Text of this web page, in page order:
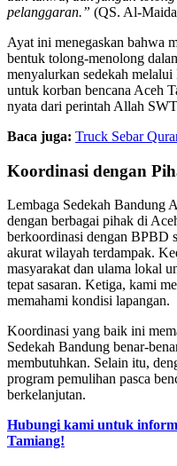
pelanggaran.” (QS. Al-
Ayat ini menegaskan bahwa
bentuk tolong-menolong
menyalurkan sedekah
untuk korban bencana Aceh
nyata dari perintah Allah
Baca juga: Truck Sebar
Koordinasi dengan
Lembaga Sedekah Bandung
dengan berbagai pihak di
berkoordinasi dengan BPBD
akurat wilayah terdampak.
masyarakat dan ulama lokal
tepat sasaran. Ketiga, kami
memahami kondisi lapangan.
Koordinasi yang baik ini
Sedekah Bandung benar-
membutuhkan. Selain itu,
program pemulihan pasca
berkelanjutan.
Hubungi kami untuk
Tamiang!